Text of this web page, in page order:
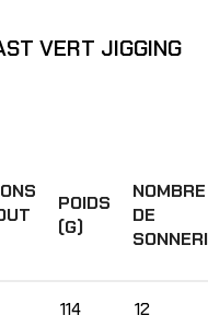
VERT JIGGING
POIDS
(G)
NOMBRE
DE
114 12